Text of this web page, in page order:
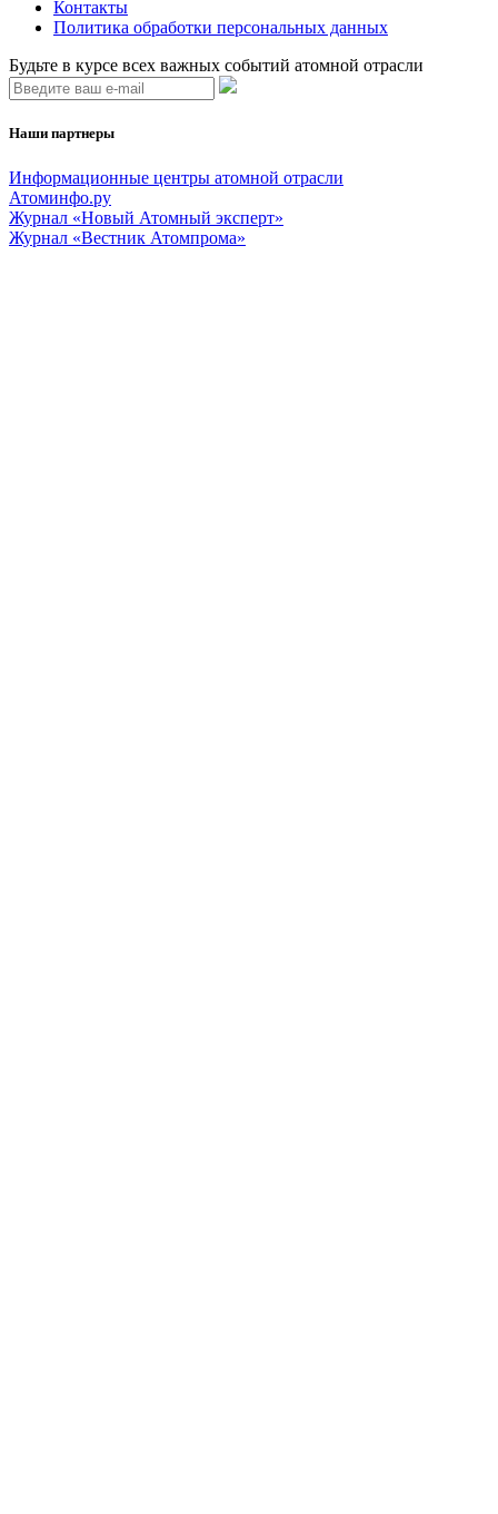
Контакты
Политика обработки персональных данных
Будьте в курсе всех важных событий атомной отрасли
Наши партнеры
Информационные центры атомной отрасли
Атоминфо.ру
Журнал «Новый Атомный эксперт»
Журнал «Вестник Атомпрома»